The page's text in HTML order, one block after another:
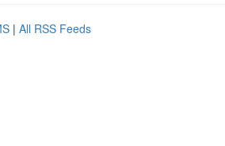
| All RSS Feeds